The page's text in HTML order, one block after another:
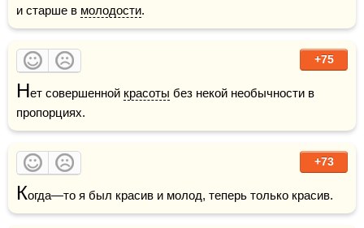
и старше в молодости.
+75
Нет совершенной красоты без некой необычности в
пропорциях.
+73
Когда—то я был красив и молод, теперь только красив.